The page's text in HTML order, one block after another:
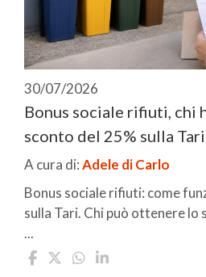
30/07/2026
Bonus sociale rifiuti, chi
sconto del 25% sulla
A cura di:Adele di Carlo
Bonus sociale rifiuti: come
sulla Tari. Chi può ottenere lo
...